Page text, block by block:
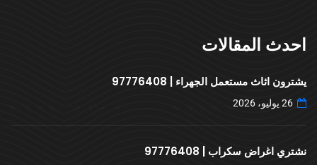
احدث المقالات
يشترون اثاث مستعمل الجهراء | 97776408
26 يوليو، 2026
نشتري اغراض سكراب | 97776408